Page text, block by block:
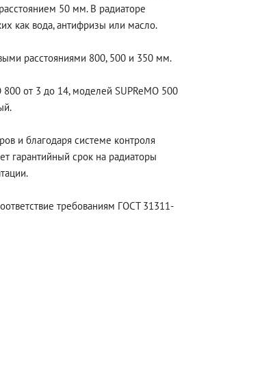
50 мм. В радиаторе
как вода, антифризы или масло.
расстояниями 800, 500 и 350 мм.
от 3 до 14, моделей SUPReMO 500
и благодаря системе контроля
гарантийный срок на радиаторы
требованиям ГОСТ 31311-